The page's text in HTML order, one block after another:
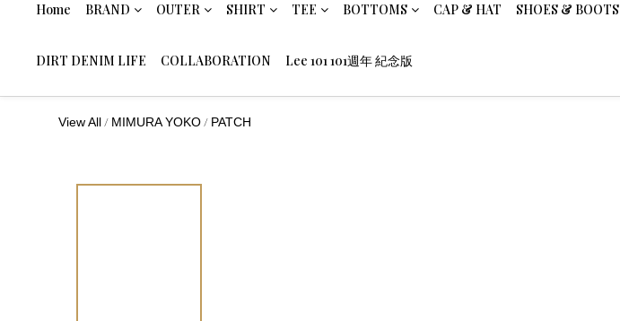
Home BRAND OUTER SHIRT TEE BOTTOMS CAP & HAT SHOES & BOOTS
DIRT DENIM LIFE COLLABORATION Lee 101 101週年 紀念版
View All / MIMURA YOKO / PATCH